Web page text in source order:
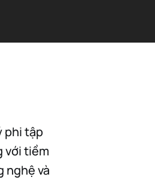
phi tập
với tiềm
nghệ và